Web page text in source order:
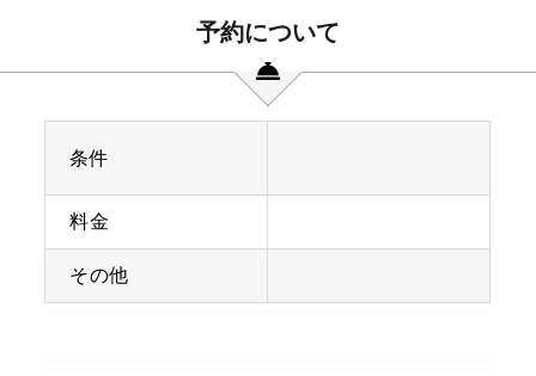
予約について
条件
料金
その他